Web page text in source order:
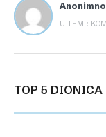
Anonimno
U TEMI:
TOP 5 DIONICA